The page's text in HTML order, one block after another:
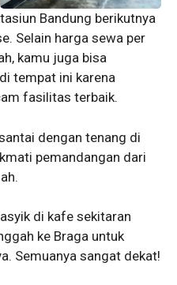
Bandung berikutnya
Selain harga sewa per
kamu juga bisa
tempat ini karena
fasilitas terbaik.
dengan tenang di
pemandangan dari
di kafe sekitaran
ke Braga untuk
Semuanya sangat dekat!